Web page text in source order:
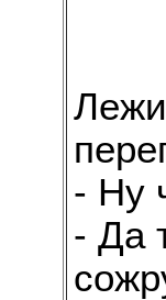
- Ну
- Да